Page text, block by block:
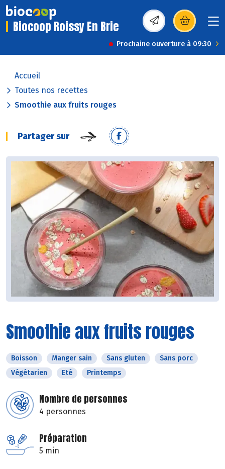
Biocoop Roissy En Brie (s’ouvre dans une
Prochaine ouverture à 09:30
Accueil
Toutes nos recettes
Smoothie aux fruits rouges
Partager sur
Smoothie aux fruits rouges
Boisson Manger sain Sans gluten
Sans porc
Végétarien
Eté Printemps
Nombre de personnes
4 personnes
Préparation
5 min